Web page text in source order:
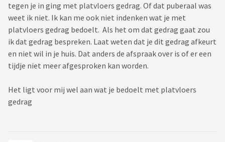
tegen je in ging met platvloers gedrag. Of dat puberaal was
weet ik niet. Ik kan me ook niet indenken wat je met
platvloers gedrag bedoelt. Als het om dat gedrag gaat zou
ik dat gedrag bespreken. Laat weten dat je dit gedrag afkeurt
en niet wil in je huis. Dat anders de afspraak over is of er een
tijdje niet meer afgesproken kan worden.
Het ligt voor mij wel aan wat je bedoelt met platvloers
gedrag